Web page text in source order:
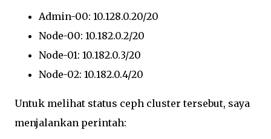
Admin-00: 10.128.0.20/20
Node-00: 10.182.0.2/20
Node-01: 10.182.0.3/20
Node-02: 10.182.0.4/20
Untuk melihat status ceph cluster tersebut, saya
menjalankan perintah: